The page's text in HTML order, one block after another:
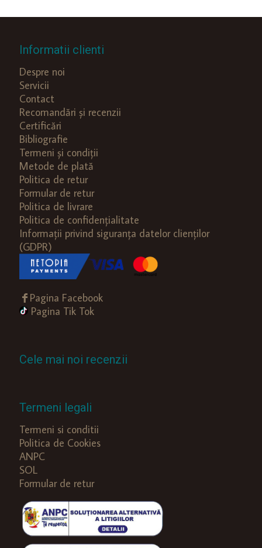
Informatii clienti
Despre noi
Servicii
Contact
Recomandări și recenzii
Certificări
Bibliografie
Termeni și condiții
Metode de plată
Politica de retur
Formular de retur
Politica de livrare
Politica de confidențialitate
Informații privind siguranța datelor clienților
(GDPR)
Pagina Facebook
Pagina Tik Tok
Cele mai noi recenzii
Termeni legali
Termeni si conditii
Politica de Cookies
ANPC
SOL
Formular de retur